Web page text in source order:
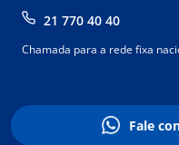
21 770 40 40
Chamada para a rede fixa
Fale